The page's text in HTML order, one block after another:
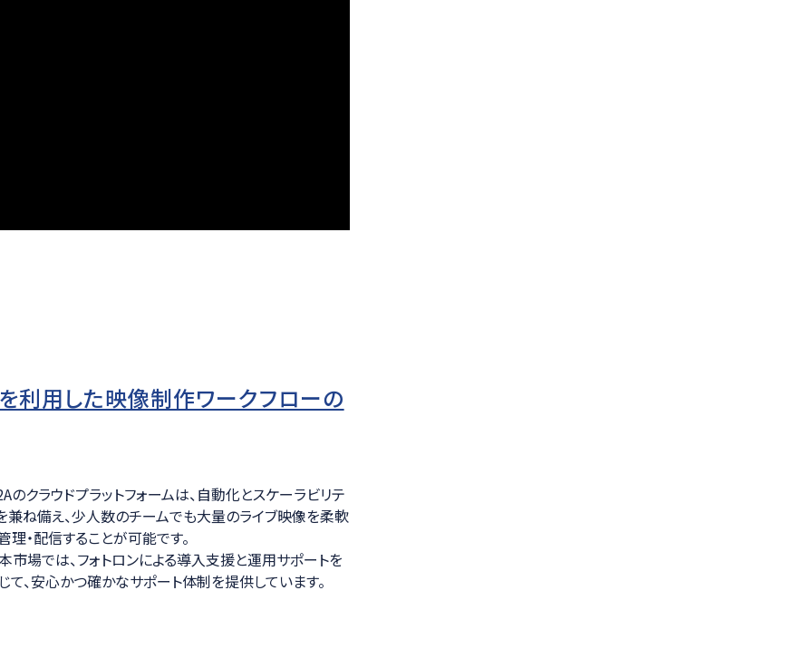
利用した映像制作ワークフローの
のクラウドプラットフォームは、自動化とスケーラビリテ
兼ね備え、少人数のチームでも大量のライブ映像を柔軟
理・配信することが可能です。
市場では、フォトロンによる導入支援と運用サポートを
て、安心かつ確かなサポート体制を提供しています。